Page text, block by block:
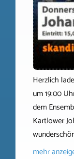
Herzlich
um 19:00
dem
Kartlower
mehr